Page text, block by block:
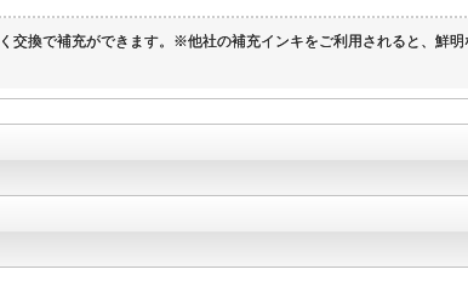
換で補充ができます。※他社の補充インキをご利用されると、鮮